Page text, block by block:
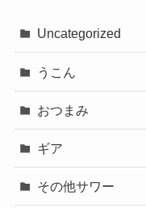
Uncategorized
うこん
おつまみ
ギア
その他サワー